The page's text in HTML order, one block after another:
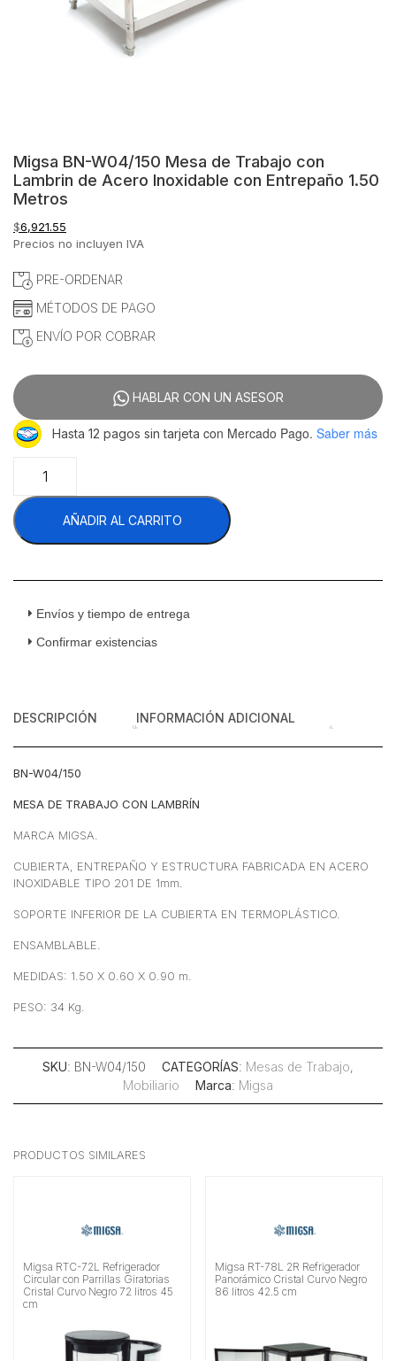
Migsa BN-W04/150 Mesa de Trabajo con
Lambrin de Acero Inoxidable con Entrepaño 1.50
Metros
$6,921.55
Precios no incluyen IVA
PRE-ORDENAR
MÉTODOS DE PAGO
ENVÍO POR COBRAR
HABLAR CON UN ASESOR
Hasta 12 pagos sin tarjeta con Mercado Pago. Saber más
W04/150
Mesa
de
con
Inoxidable
Metros
cantidad
AÑADIR AL CARRITO
Envíos y tiempo de entrega
Confirmar existencias
DESCRIPCIÓN INFORMACIÓN ADICIONAL
BN-W04/150
MESA DE TRABAJO CON LAMBRÍN
MARCA MIGSA.
CUBIERTA, ENTREPAÑO Y ESTRUCTURA FABRICADA EN ACERO
INOXIDABLE TIPO 201 DE 1mm.
SOPORTE INFERIOR DE LA CUBIERTA EN TERMOPLÁSTICO.
ENSAMBLABLE.
MEDIDAS: 1.50 X 0.60 X 0.90 m.
PESO: 34 Kg.
SKU: BN-W04/150 CATEGORÍAS: Mesas de Trabajo,
Mobiliario
Marca: Migsa
PRODUCTOS SIMILARES
Migsa RTC-72L Refrigerador
Circular con Parrillas Giratorias
Cristal Curvo Negro 72 litros 45
cm
Migsa RT-78L 2R Refrigerador
Panorámico Cristal Curvo Negro
86 litros 42.5 cm